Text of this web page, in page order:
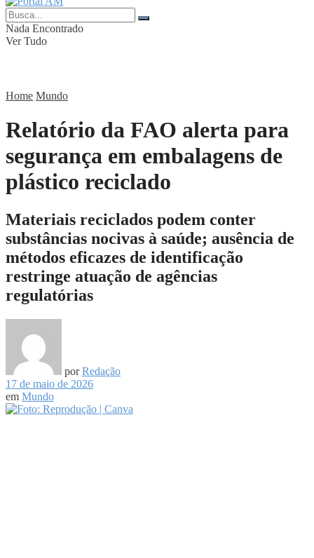
Nada Encontrado
Ver Tudo
Home Mundo
Relatório da FAO alerta para
segurança em embalagens de
plástico reciclado
Materiais reciclados podem conter
substâncias nocivas à saúde; ausência de
métodos eficazes de identificação
restringe atuação de agências
regulatórias
por Redação
17 de maio de 2026
em Mundo